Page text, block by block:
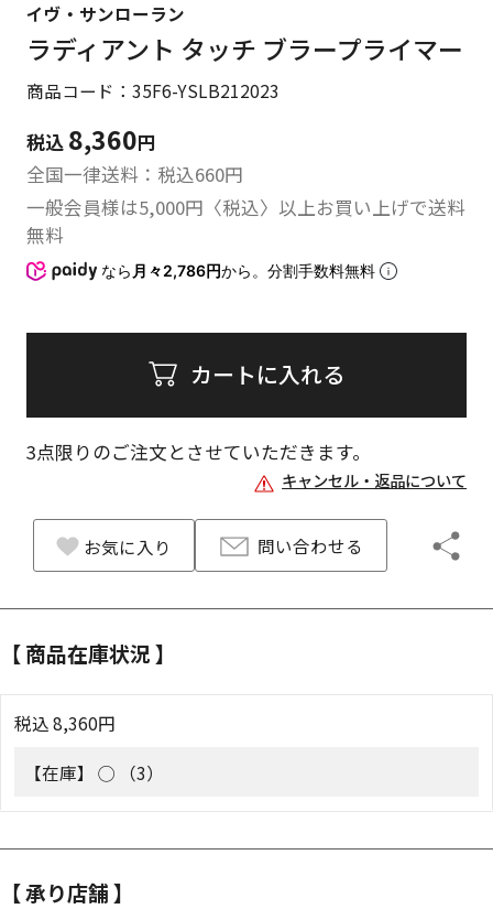
イヴ・サンローラン
ラディアント タッチ ブラープライマー
商品コード：35F6-YSLB212023
税込 8,360円
全国一律送料：税込660円
一般会員様は5,000円〈税込〉以上お買い上げで送料
無料
なら 月々2,786円から。分割手数料無料
カートに入れる
3点限りのご注文とさせていただきます。
キャンセル・返品について
お気に入り 問い合わせる
【 商品在庫状況 】
税込8,360円
【在庫】 ◯ （3）
【 承り店舗 】